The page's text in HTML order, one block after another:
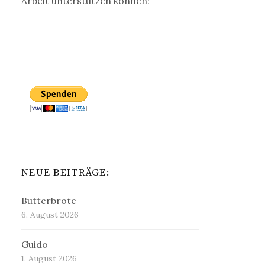
NEUE BEITRÄGE:
Butterbrote
6. August 2026
Guido
1. August 2026